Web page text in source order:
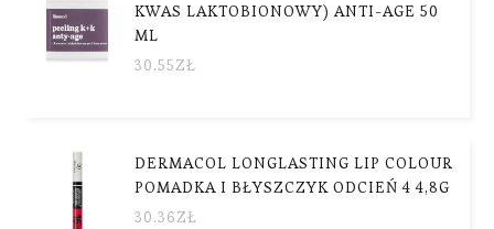
KWAS LAKTOBIONOWY) ANTI-AGE 50
ML
30.55ZŁ
DERMACOL LONGLASTING LIP COLOUR
POMADKA I BŁYSZCZYK ODCIEŃ 4 4,8G
30.36ZŁ